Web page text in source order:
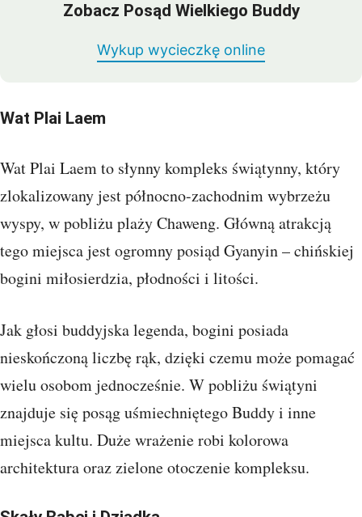
Zobacz Posąd Wielkiego Buddy
Wykup wycieczkę online
Wat Plai Laem
Wat Plai Laem to słynny kompleks świątynny, który
zlokalizowany jest północno-zachodnim wybrzeżu
wyspy, w pobliżu plaży Chaweng. Główną atrakcją
tego miejsca jest ogromny posiąd Gyanyin – chińskiej
bogini miłosierdzia, płodności i litości.
Jak głosi buddyjska legenda, bogini posiada
nieskończoną liczbę rąk, dzięki czemu może pomagać
wielu osobom jednocześnie. W pobliżu świątyni
znajduje się posąg uśmiechniętego Buddy i inne
miejsca kultu. Duże wrażenie robi kolorowa
architektura oraz zielone otoczenie kompleksu.